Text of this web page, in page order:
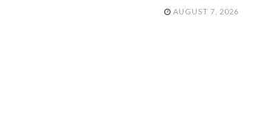
AUGUST 7, 2026